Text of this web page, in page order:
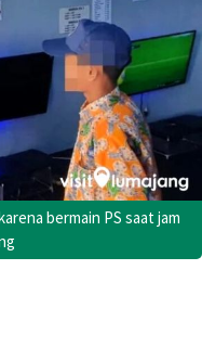
bermain PS saat jam